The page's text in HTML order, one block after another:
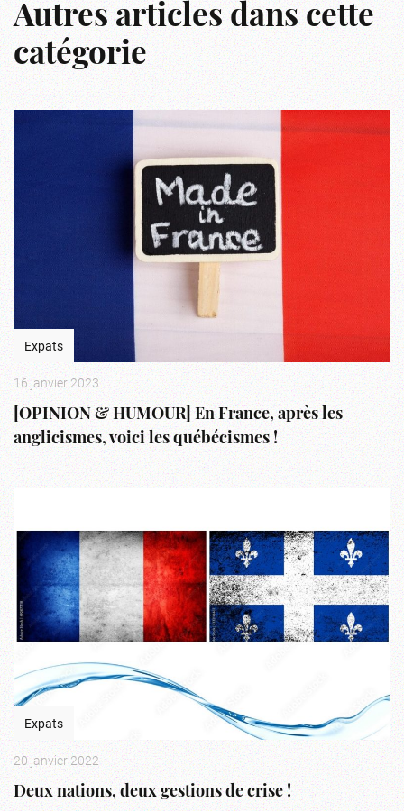
Autres articles dans cette
catégorie
Expats
16 janvier 2023
[OPINION & HUMOUR] En France, après les
anglicismes, voici les québécismes !
Expats
20 janvier 2022
Deux nations, deux gestions de crise !